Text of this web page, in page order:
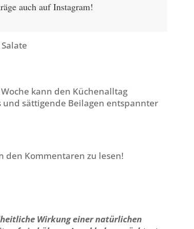
auch auf Instagram!
kann den Küchenalltag
sättigende Beilagen entspannter
den Kommentaren zu lesen!
Wirkung einer natürlichen